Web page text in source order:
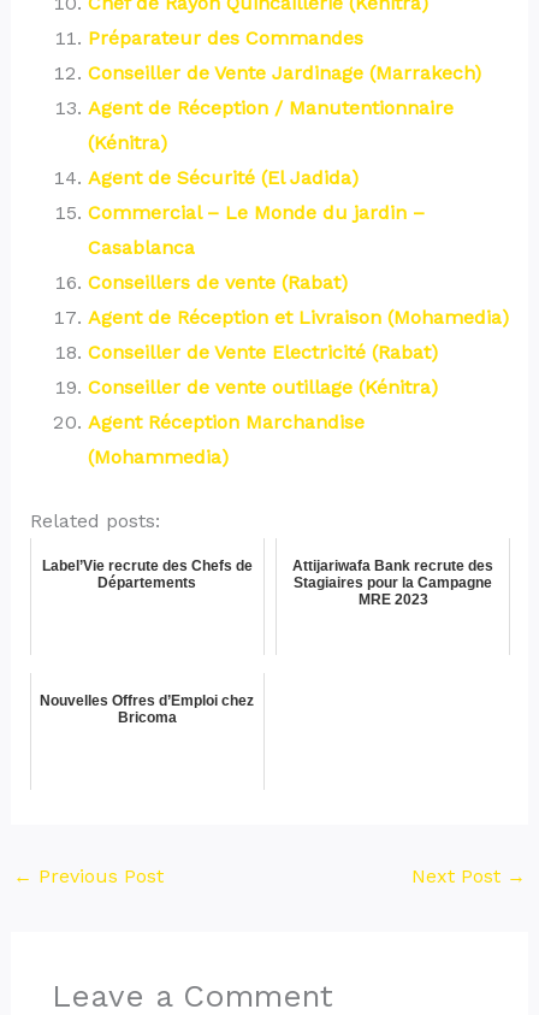
Préparateur des Commandes
Conseiller de Vente Jardinage (Marrakech)
Agent de Réception / Manutentionnaire
(Kénitra)
Agent de Sécurité (El Jadida)
Commercial – Le Monde du jardin –
Casablanca
Conseillers de vente (Rabat)
Agent de Réception et Livraison (Mohamedia)
Conseiller de Vente Electricité (Rabat)
Conseiller de vente outillage (Kénitra)
Agent Réception Marchandise
(Mohammedia)
Related posts:
Label’Vie recrute des Chefs de
Départements
Attijariwafa Bank recrute des
Stagiaires pour la Campagne
MRE 2023
Nouvelles Offres d’Emploi chez
Bricoma
← Previous Post Next Post →
Leave a Comment